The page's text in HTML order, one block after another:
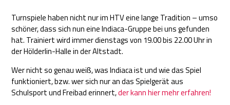
Turnspiele haben nicht nur im HTV eine lange Tradition – umso
schöner, dass sich nun eine Indiaca-Gruppe bei uns gefunden
hat. Trainiert wird immer dienstags von 19.00 bis 22.00 Uhr in
der Hölderlin-Halle in der Altstadt.
Wer nicht so genau weiß, was Indiaca ist und wie das Spiel
funktioniert, bzw. wer sich nur an das Spielgerät aus
Schulsport und Freibad erinnert,der kann hier mehr erfahren!